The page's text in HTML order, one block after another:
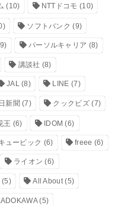
(10) NTTドコモ (10)
ソフトバンク (9)
パーソルキャリア (8)
講談社 (8)
JAL(8) LINE (7)
新聞 (7) クックビズ(7)
王 (6) IDOM (6)
ュービック (6) freee (6)
ライオン (6)
(5) All About(5)
(5)